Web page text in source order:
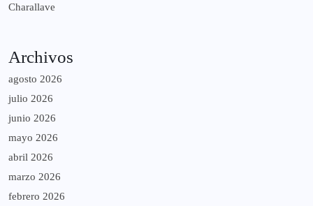
Charallave
Archivos
agosto 2026
julio 2026
junio 2026
mayo 2026
abril 2026
marzo 2026
febrero 2026